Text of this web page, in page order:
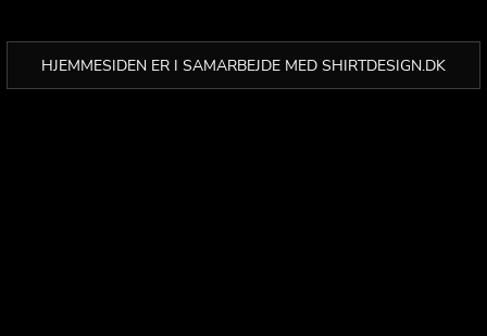
HJEMMESIDEN ER I SAMARBEJDE MED SHIRTDESIGN.DK